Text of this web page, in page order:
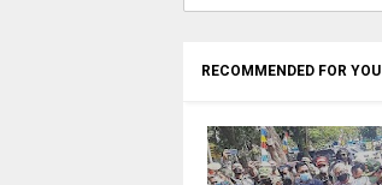
RECOMMENDED FOR YOU